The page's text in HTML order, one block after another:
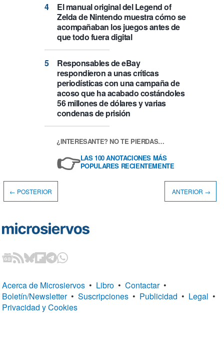
El manual original del Legend of
Zelda de Nintendo muestra cómo se
acompañaban los juegos antes de
que todo fuera digital
Responsables de eBay
respondieron a unas críticas
periodísticas con una campaña de
acoso que ha acabado costándoles
56 millones de dólares y varias
condenas de prisión
¿INTERESANTE? NO TE PIERDAS…
👉LAS 100 ANOTACIONES MÁS
POPULARES RECIENTEMENTE
← POSTERIOR ANTERIOR →
Acerca de Microsiervos • Libro • Contactar •
Boletín/Newsletter • Suscripciones • Publicidad • Legal •
Privacidad y Cookies